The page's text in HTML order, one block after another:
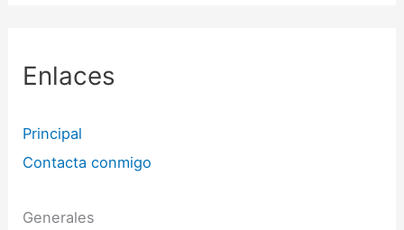
Enlaces
Principal
Contacta conmigo
Generales